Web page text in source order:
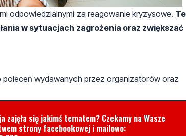
odpowiedzialnymi za reagowanie kryzysowe.
w sytuacjach zagrożenia oraz zwiększać
poleceń wydawanych przez organizatorów oraz
się jakimś tematem? Czekamy na Wasze
strony facebookowej i mailowo: